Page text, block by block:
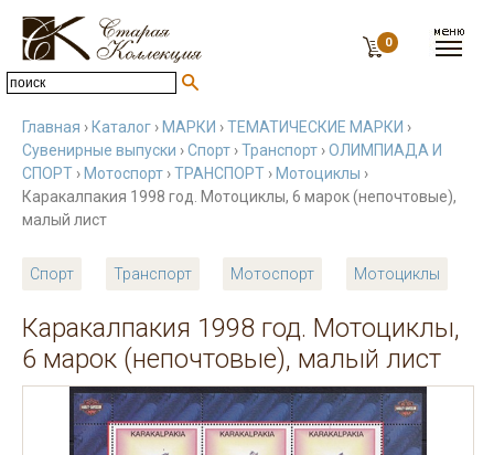
0
Главная › Каталог › МАРКИ ›ТЕМАТИЧЕСКИЕ МАРКИ ›
Сувенирные выпуски ›Спорт ›Транспорт ›ОЛИМПИАДА И
СПОРТ › Мотоспорт ›ТРАНСПОРТ › Мотоциклы ›
Каракалпакия 1998 год. Мотоциклы, 6 марок (непочтовые),
малый лист
Спорт Транспорт Мотоспорт Мотоциклы
Каракалпакия 1998 год. Мотоциклы,
6 марок (непочтовые), малый лист